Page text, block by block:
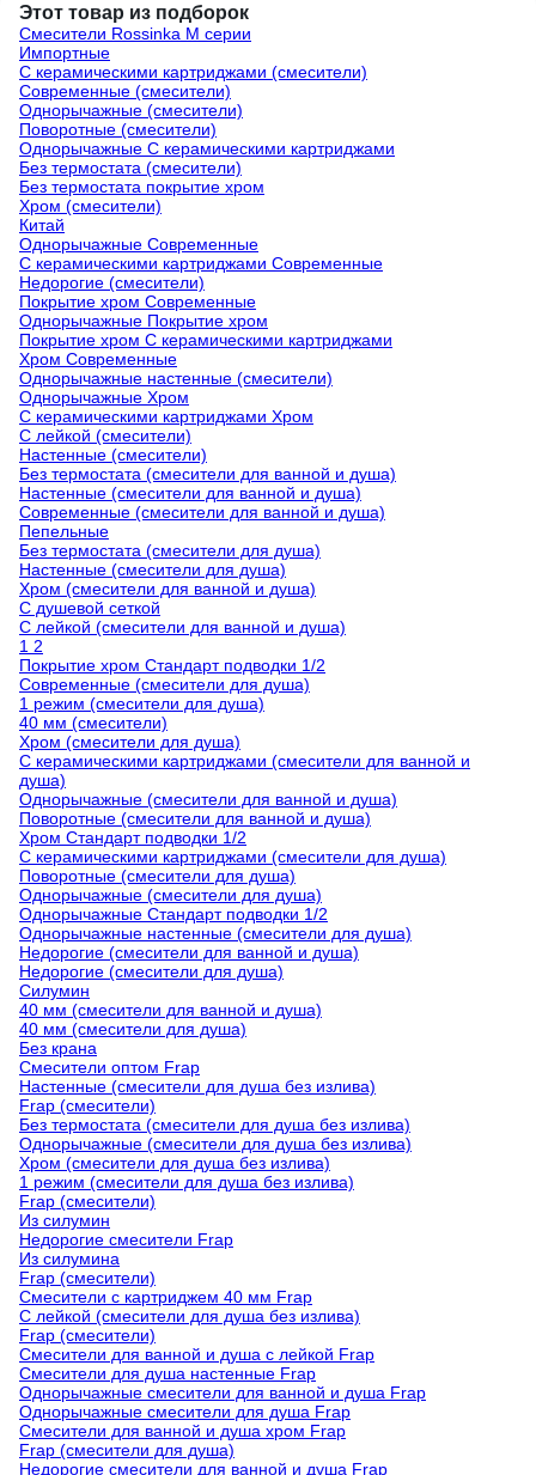
Этот товар из подборок
Смесители Rossinka M серии
Импортные
С керамическими картриджами (смесители)
Современные (смесители)
Однорычажные (смесители)
Поворотные (смесители)
Однорычажные С керамическими картриджами
Без термостата (смесители)
Без термостата покрытие хром
Хром (смесители)
Китай
Однорычажные Современные
С керамическими картриджами Современные
Недорогие (смесители)
Покрытие хром Современные
Однорычажные Покрытие хром
Покрытие хром С керамическими картриджами
Хром Современные
Однорычажные настенные (смесители)
Однорычажные Хром
С керамическими картриджами Хром
С лейкой (смесители)
Настенные (смесители)
Без термостата (смесители для ванной и душа)
Настенные (смесители для ванной и душа)
Современные (смесители для ванной и душа)
Пепельные
Без термостата (смесители для душа)
Настенные (смесители для душа)
Хром (смесители для ванной и душа)
С душевой сеткой
С лейкой (смесители для ванной и душа)
1 2
Покрытие хром Стандарт подводки 1/2
Современные (смесители для душа)
1 режим (смесители для душа)
40 мм (смесители)
Хром (смесители для душа)
С керамическими картриджами (смесители для ванной и
душа)
Однорычажные (смесители для ванной и душа)
Поворотные (смесители для ванной и душа)
Хром Стандарт подводки 1/2
С керамическими картриджами (смесители для душа)
Поворотные (смесители для душа)
Однорычажные (смесители для душа)
Однорычажные Стандарт подводки 1/2
Однорычажные настенные (смесители для душа)
Недорогие (смесители для ванной и душа)
Недорогие (смесители для душа)
Силумин
40 мм (смесители для ванной и душа)
40 мм (смесители для душа)
Без крана
Смесители оптом Frap
Настенные (смесители для душа без излива)
Frap (смесители)
Без термостата (смесители для душа без излива)
Однорычажные (смесители для душа без излива)
Хром (смесители для душа без излива)
1 режим (смесители для душа без излива)
Frap (смесители)
Из силумин
Недорогие смесители Frap
Из силумина
Frap (смесители)
Смесители с картриджем 40 мм Frap
С лейкой (смесители для душа без излива)
Frap (смесители)
Смесители для ванной и душа с лейкой Frap
Смесители для душа настенные Frap
Однорычажные смесители для ванной и душа Frap
Однорычажные смесители для душа Frap
Смесители для ванной и душа хром Frap
Frap (смесители для душа)
Недорогие смесители для ванной и душа Frap